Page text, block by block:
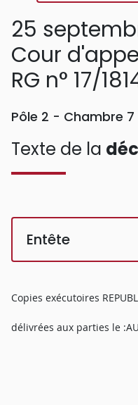
25
Cour
RG n° 17/
Pôle 2 - Chambre 7
Texte de la
Entête
Copies exécutoires
délivrées aux parties le :AU